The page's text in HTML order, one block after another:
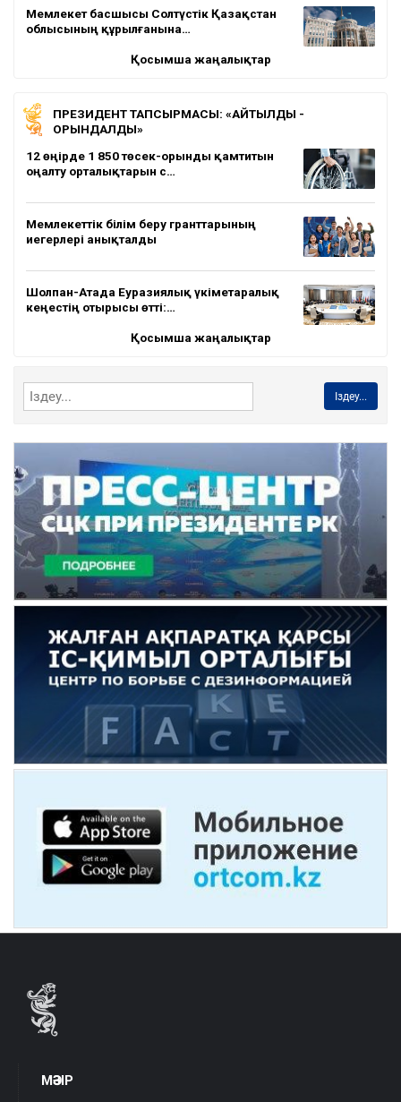
Мемлекет басшысы Солтүстік Қазақстан
облысының құрылғанына…
Қосымша жаңалықтар
ПРЕЗИДЕНТ ТАПСЫРМАСЫ: «АЙТЫЛДЫ -
ОРЫНДАЛДЫ»
12 өңірде 1 850 төсек-орынды қамтитын
оңалту орталықтарын с…
Мемлекеттік білім беру гранттарының
иегерлері анықталды
Шолпан-Атада Еуразиялық үкіметаралық
кеңестің отырысы өтті:…
Қосымша жаңалықтар
Іздеу...
МӘЗІР